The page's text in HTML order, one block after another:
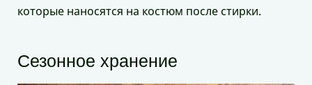
которые наносятся на костюм после стирки.
Сезонное хранение